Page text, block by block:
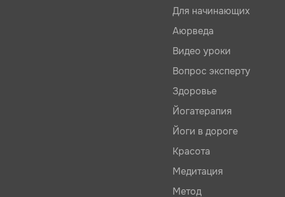
Для начинающих
Аюрведа
Видео уроки
Вопрос эксперту
Здоровье
Йогатерапия
Йоги в дороге
Красота
Медитация
Метод